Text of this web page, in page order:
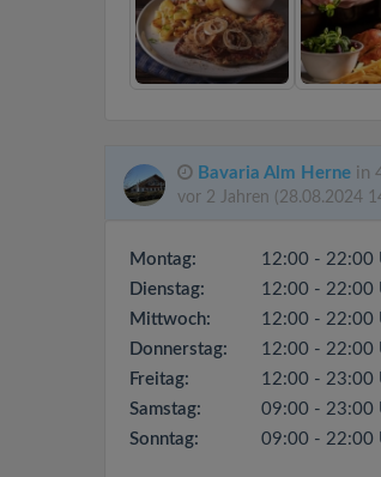
Bavaria Alm Herne in
vor 2 Jahren (28.08.2024
Montag:
12:00 - 22:00
Dienstag:
12:00 - 22:00
Mittwoch:
12:00 - 22:00
Donnerstag:
12:00 - 22:00
Freitag:
12:00 - 23:00
Samstag:
09:00 - 23:00
Sonntag:
09:00 - 22:00